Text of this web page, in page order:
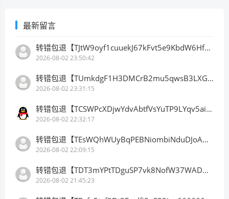
最新留言
转错包退【TJtW9oyf1cuuekJ67kFvt5e9KbdW6HfDB3】客服TeleGram:【@TrxEm】
2026-08-02 23:50:42
转错包退【TUmkdgF1H3DMCrB2mu5qwsB3LXGbkLBhn9】客服TeleGram:【@TrxEm】
2026-08-02 23:31:15
转错包退【TCSWPcXDjwYdvAbtfVsYuTP9LYqv5ainhr】客服TeleGram:【@TrxEm】
2026-08-02 22:32:17
转错包退【TEsWQhWUyBqPEBNiombiNduDJoAHLyyqAx】客服TeleGram:【@TrxEm】
2026-08-02 22:09:15
转错包退【TDT3mYPtTDguSP7vk8NofW37WADwQXejY2】客服TeleGram:【@TrxEm】
2026-08-02 21:45:23